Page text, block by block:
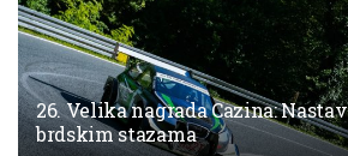
26. Velika nagrada Cazina:
brdskim stazama